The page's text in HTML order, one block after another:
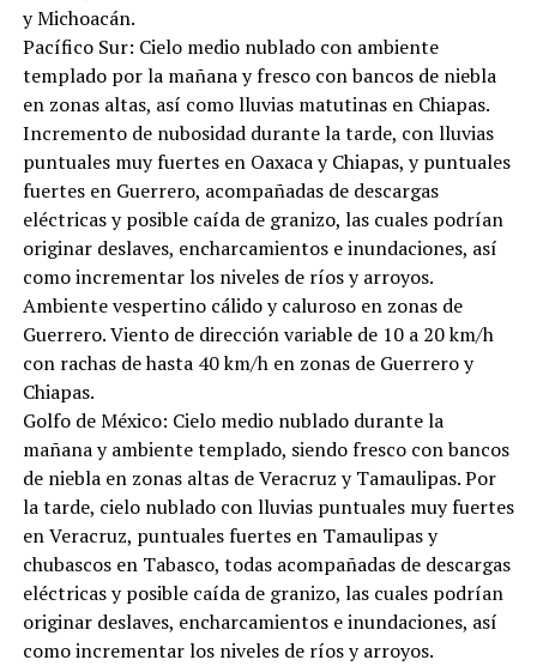
y Michoacán.
Pacífico Sur: Cielo medio nublado con ambiente
templado por la mañana y fresco con bancos de niebla
en zonas altas, así como lluvias matutinas en Chiapas.
Incremento de nubosidad durante la tarde, con lluvias
puntuales muy fuertes en Oaxaca y Chiapas, y puntuales
fuertes en Guerrero, acompañadas de descargas
eléctricas y posible caída de granizo, las cuales podrían
originar deslaves, encharcamientos e inundaciones, así
como incrementar los niveles de ríos y arroyos.
Ambiente vespertino cálido y caluroso en zonas de
Guerrero. Viento de dirección variable de 10 a 20 km/h
con rachas de hasta 40 km/h en zonas de Guerrero y
Chiapas.
Golfo de México: Cielo medio nublado durante la
mañana y ambiente templado, siendo fresco con bancos
de niebla en zonas altas de Veracruz y Tamaulipas. Por
la tarde, cielo nublado con lluvias puntuales muy fuertes
en Veracruz, puntuales fuertes en Tamaulipas y
chubascos en Tabasco, todas acompañadas de descargas
eléctricas y posible caída de granizo, las cuales podrían
originar deslaves, encharcamientos e inundaciones, así
como incrementar los niveles de ríos y arroyos.